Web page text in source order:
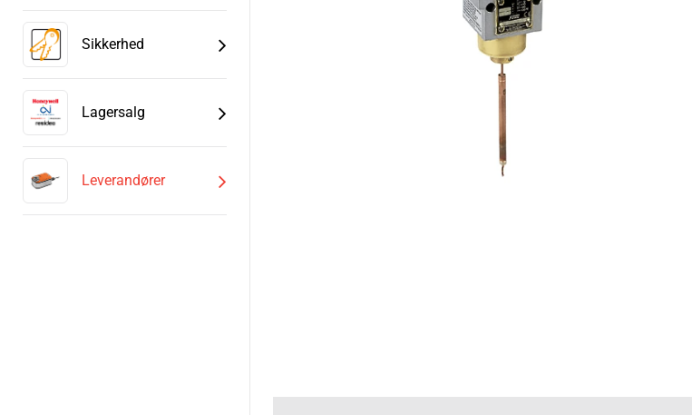
Sikkerhed
Lagersalg
Leverandører